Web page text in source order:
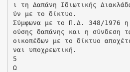
ι τη Δαπάνη Ιδιωτικής
ύν με το δίκτυο.
Σύμφωνα με το Π.Δ. 348/1976 η
ούσης δαπάνης και η σύνδεση
οικοπέδων με το δίκτυο
ναι υποχρεωτική.
5
Ω